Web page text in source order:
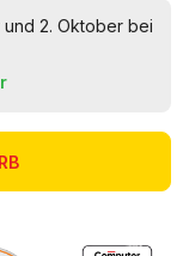
2. Oktober bei